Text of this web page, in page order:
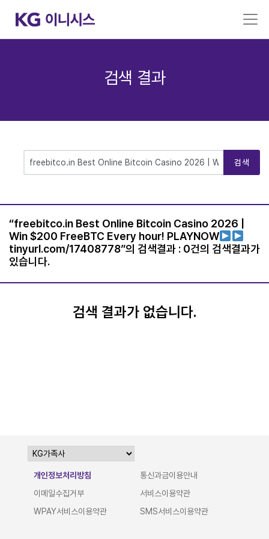
검색 결과
검색
“freebitco.in Best Online Bitcoin Casino 2026 |
Win $200 FreeBTC Every hour! PLAYNOW
tinyurl.com/17408778”의 검색결과 : 0건의 검색결과가
있습니다.
검색 결과가 없습니다.
개인정보처리방침
통신과금이용안내
이메일수집거부
서비스이용약관
WPAY서비스이용약관
SMS서비스이용약관